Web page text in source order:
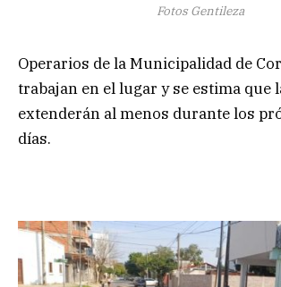
Fotos Gentileza
Operarios de la Municipalidad de
trabajan en el lugar y se estima que
extenderán al menos durante los
días.